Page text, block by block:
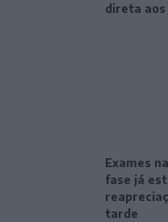
direta aos
Exames
fase já
tarde